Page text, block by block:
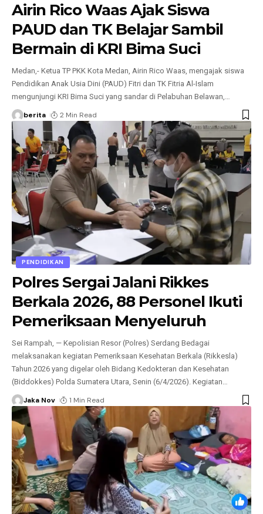
Airin Rico Waas Ajak Siswa
PAUD dan TK Belajar Sambil
Bermain di KRI Bima Suci
Medan,- Ketua TP PKK Kota Medan, Airin Rico Waas, mengajak siswa
Pendidikan Anak Usia Dini (PAUD) Fitri dan TK Fitria Al-Islam
mengunjungi KRI Bima Suci yang sandar di Pelabuhan Belawan,…
berita 2 Min Read
PENDIDIKAN
Polres Sergai Jalani Rikkes
Berkala 2026, 88 Personel Ikuti
Pemeriksaan Menyeluruh
Sei Rampah, — Kepolisian Resor (Polres) Serdang Bedagai
melaksanakan kegiatan Pemeriksaan Kesehatan Berkala (Rikkesla)
Tahun 2026 yang digelar oleh Bidang Kedokteran dan Kesehatan
(Biddokkes) Polda Sumatera Utara, Senin (6/4/2026). Kegiatan…
Jaka Nov 1 Min Read